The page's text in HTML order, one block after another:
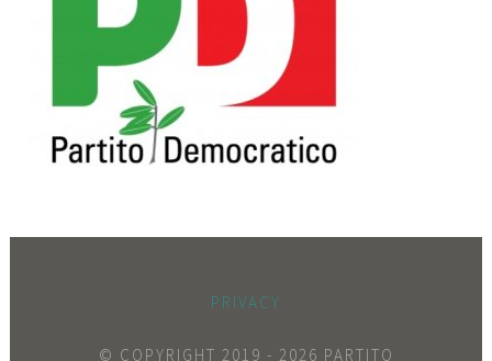
PRIVACY
© COPYRIGHT 2019 - 2026 PARTITO